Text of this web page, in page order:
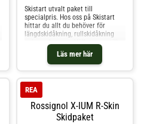
Läs mer här
Skistart utvalt paket till
specialpris. Hos oss på Skistart
hittar du allt du behöver för
längdskidåkning, rullskidåkning
och mycket mer. Välkommen till
Rossignol X-IUM R-Skin
Skidpaket
REA